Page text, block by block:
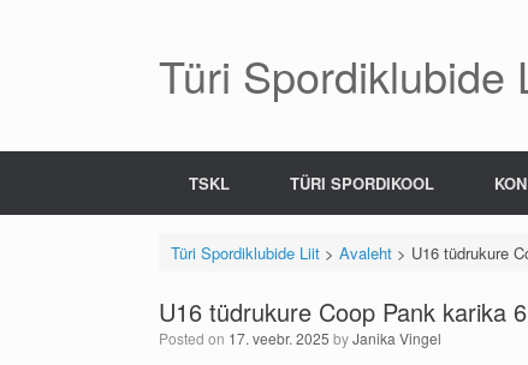
Türi Spordiklubide
TSKL TÜRI SPORDIKOOL
Türi Spordiklubide Liit> Avaleht> U16 tüdrukure
U16 tüdrukure Coop Pank karika
Posted on 17. veebr. 2025 byJanika Vingel